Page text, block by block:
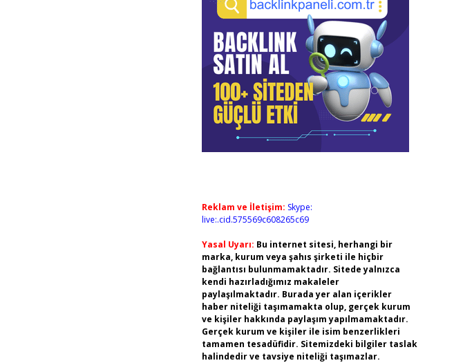
Reklam ve İletişim: Skype:
live:.cid.575569c608265c69
Yasal Uyarı: Bu internet sitesi, herhangi bir
marka, kurum veya şahıs şirketi ile hiçbir
bağlantısı bulunmamaktadır. Sitede yalnızca
kendi hazırladığımız makaleler
paylaşılmaktadır. Burada yer alan içerikler
haber niteliği taşımamakta olup, gerçek kurum
ve kişiler hakkında paylaşım yapılmamaktadır.
Gerçek kurum ve kişiler ile isim benzerlikleri
tamamen tesadüfidir. Sitemizdeki bilgiler taslak
halindedir ve tavsiye niteliği taşımazlar.